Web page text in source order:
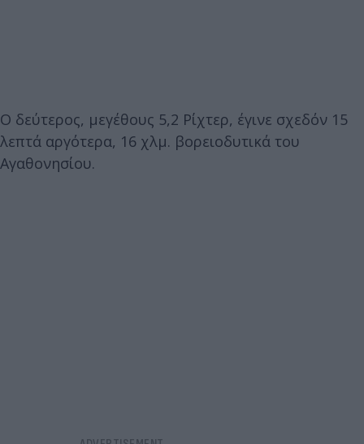
Ο δεύτερος, μεγέθους 5,2 Ρίχτερ, έγινε σχεδόν 15
λεπτά αργότερα, 16 χλμ. βορειοδυτικά του
Αγαθονησίου.